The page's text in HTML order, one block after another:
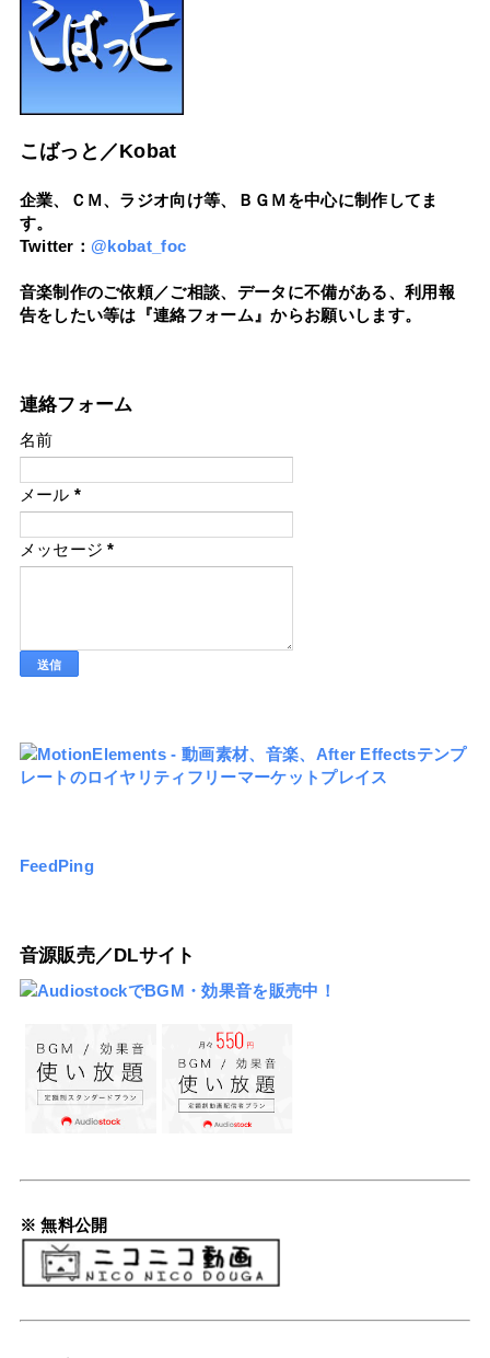
こばっと／Kobat
企業、ＣＭ、ラジオ向け等、ＢＧＭを中心に制作してま
す。
Twitter： @kobat_foc
音楽制作のご依頼／ご相談、データに不備がある、利用報
告をしたい等は『連絡フォーム』からお願いします。
連絡フォーム
名前
メール *
メッセージ*
FeedPing
音源販売／DLサイト
※ 無料公開